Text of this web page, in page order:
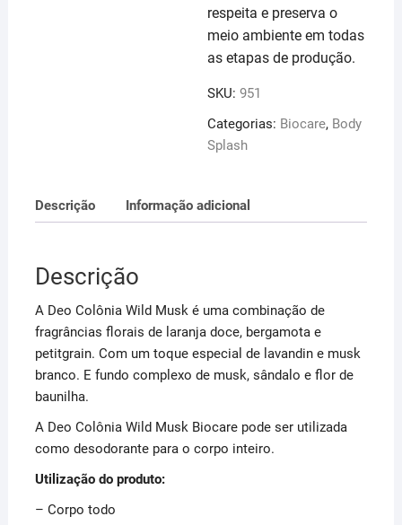
respeita e preserva o
meio ambiente em todas
as etapas de produção.
SKU:951
Categorias: Biocare, Body
Splash
Descrição Informação adicional
Descrição
A Deo Colônia Wild Musk é uma combinação de
fragrâncias florais de laranja doce, bergamota e
petitgrain. Com um toque especial de lavandin e musk
branco. E fundo complexo de musk, sândalo e flor de
baunilha.
A Deo Colônia Wild Musk Biocare pode ser utilizada
como desodorante para o corpo inteiro.
Utilização do produto:
– Corpo todo